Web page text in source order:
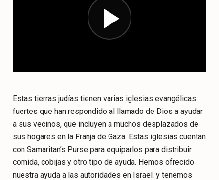
Estas tierras judías tienen varias iglesias evangélicas
fuertes que han respondido al llamado de Dios a ayudar
a sus vecinos, que incluyen a muchos desplazados de
sus hogares en la Franja de Gaza. Estas iglesias cuentan
con Samaritan’s Purse para equiparlos para distribuir
comida, cobijas y otro tipo de ayuda. Hemos ofrecido
nuestra ayuda a las autoridades en Israel, y tenemos